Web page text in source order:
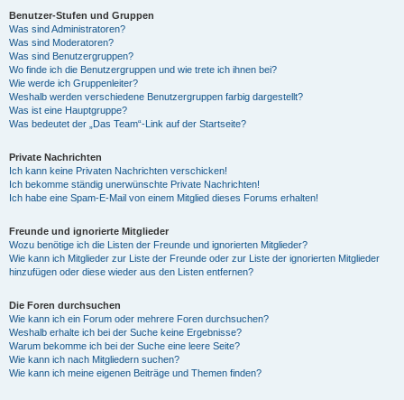
Benutzer-Stufen und Gruppen
Was sind Administratoren?
Was sind Moderatoren?
Was sind Benutzergruppen?
Wo finde ich die Benutzergruppen und wie trete ich ihnen bei?
Wie werde ich Gruppenleiter?
Weshalb werden verschiedene Benutzergruppen farbig dargestellt?
Was ist eine Hauptgruppe?
Was bedeutet der „Das Team“-Link auf der Startseite?
Private Nachrichten
Ich kann keine Privaten Nachrichten verschicken!
Ich bekomme ständig unerwünschte Private Nachrichten!
Ich habe eine Spam-E-Mail von einem Mitglied dieses Forums erhalten!
Freunde und ignorierte Mitglieder
Wozu benötige ich die Listen der Freunde und ignorierten Mitglieder?
Wie kann ich Mitglieder zur Liste der Freunde oder zur Liste der ignorierten Mitglieder
hinzufügen oder diese wieder aus den Listen entfernen?
Die Foren durchsuchen
Wie kann ich ein Forum oder mehrere Foren durchsuchen?
Weshalb erhalte ich bei der Suche keine Ergebnisse?
Warum bekomme ich bei der Suche eine leere Seite?
Wie kann ich nach Mitgliedern suchen?
Wie kann ich meine eigenen Beiträge und Themen finden?